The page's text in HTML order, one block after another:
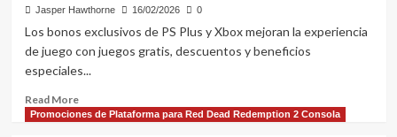
por
inicio
sesión,
Artículos
Bonificaciones
por
Jasper Hawthorne 16/02/2026 0
Los bonos exclusivos de PS Plus y Xbox mejoran la experiencia
de juego con juegos gratis, descuentos y beneficios
especiales...
Read MoreRead
more
Promociones de Plataforma para Red Dead Redemption 2 Consola